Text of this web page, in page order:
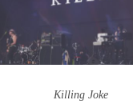
Killing Joke